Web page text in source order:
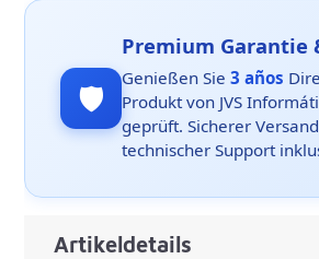
🛡️
Premium Garantie
Genießen Sie3 años
Produkt von JVS
geprüft. Sicherer
technischer Support
Artikeldetails